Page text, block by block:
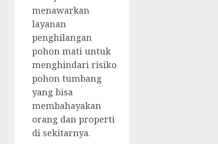
menawarkan
layanan
penghilangan
pohon mati untuk
menghindari risiko
pohon tumbang
yang bisa
membahayakan
orang dan properti
di sekitarnya.